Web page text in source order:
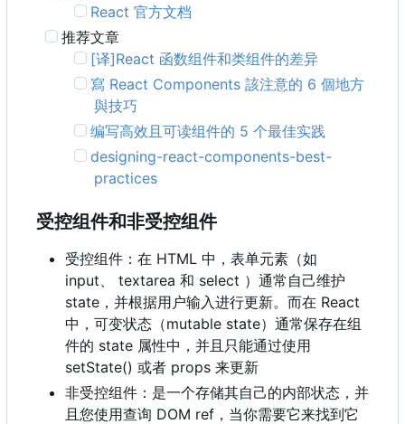
React 官方文档
推荐文章
[译]React 函数组件和类组件的差异
寫 React Components 該注意的 6 個地方
與技巧
编写高效且可读组件的 5 个最佳实践
designing-react-components-best-
practices
受控组件和非受控组件
受控组件：在 HTML 中，表单元素（如
input、 textarea 和 select ）通常自己维护
state ， 并根据用户输入进行更新。而在 React
中 ， 可变状态 （mutable state） 通常保存在组
件的 state 属性中，并且只能通过使用
setState() 或者 props 来更新
非受控组件：是一个存储其自己的内部状态，并
且您使用查询 DOM ref ， 当你需要它来找到它